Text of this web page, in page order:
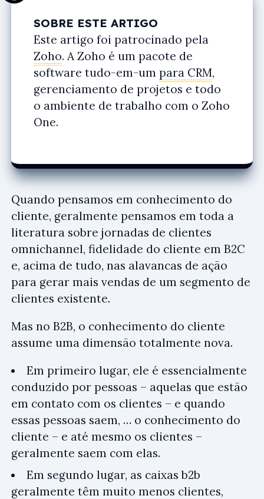
SOBRE ESTE ARTIGO
Este artigo foi patrocinado pela
Zoho. A Zoho é um pacote de
software tudo-em-um para CRM,
gerenciamento de projetos e todo
o ambiente de trabalho com o Zoho
One.
Quando pensamos em conhecimento do
cliente, geralmente pensamos em toda a
literatura sobre jornadas de clientes
omnichannel, fidelidade do cliente em B2C
e, acima de tudo, nas alavancas de ação
para gerar mais vendas de um segmento de
clientes existente.
Mas no B2B, o conhecimento do cliente
assume uma dimensão totalmente nova.
Em primeiro lugar, ele é essencialmente
conduzido por pessoas – aquelas que estão
em contato com os clientes – e quando
essas pessoas saem, … o conhecimento do
cliente – e até mesmo os clientes –
geralmente saem com elas.
Em segundo lugar, as caixas b2b
geralmente têm muito menos clientes,